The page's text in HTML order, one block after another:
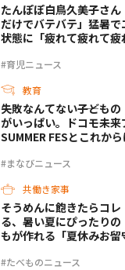
#育児ニュース
たんぽぽ白鳥久美子さん
だけでバテバテ」猛暑
状態に「疲れて疲れて疲
教育
#まなびニュース
失敗なんてない――子ども
がいっぱい。ドコモ未
SUMMER FESとこれか
共働き家事
#たべものニュース
そうめんに飽きたらコ
る、暑い夏にぴったり
もが作れる「夏休みお